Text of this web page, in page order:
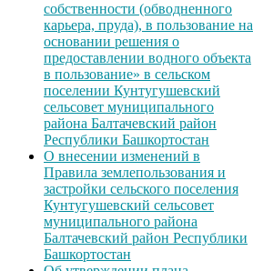
собственности (обводненного
карьера, пруда), в пользование на
основании решения о
предоставлении водного объекта
в пользование» в сельском
поселении Кунтугушевский
сельсовет муниципального
района Балтачевский район
Республики Башкортостан
О внесении изменений в
Правила землепользования и
застройки сельского поселения
Кунтугушевский сельсовет
муниципального района
Балтачевский район Республики
Башкортостан